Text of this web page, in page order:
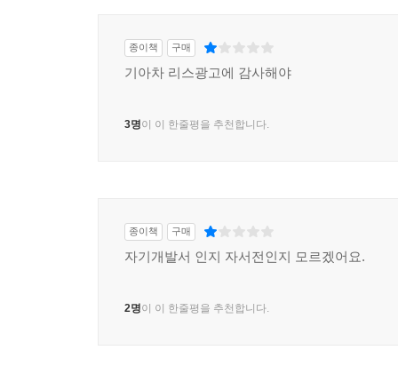
종이책 구매
기아차 리스광고에 감사해야
3명이 이 한줄평을 추천합니다.
종이책 구매
자기개발서 인지 자서전인지 모르겠어요.
2명이 이 한줄평을 추천합니다.